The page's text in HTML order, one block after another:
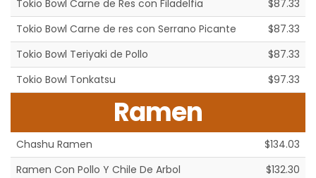
Tokio Bowl Carne de Res con Filadelfia
$87.33
Tokio Bowl Carne de res con Serrano Picante
$87.33
Tokio Bowl Teriyaki de Pollo
$87.33
Tokio Bowl Tonkatsu
$97.33
Ramen
Chashu Ramen
$134.03
Ramen Con Pollo Y Chile De Arbol
$132.30